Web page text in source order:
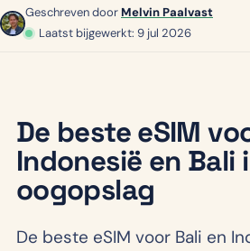
Geschreven door Melvin Paalvast
Laatst bijgewerkt: 9 jul 2026
De beste eSIM
Indonesië en Bali
oogopslag
De beste eSIM voor Bali en